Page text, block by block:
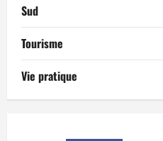
Sud
Tourisme
Vie pratique